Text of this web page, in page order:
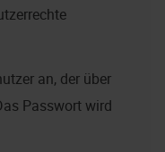
an, der über
Passwort wird